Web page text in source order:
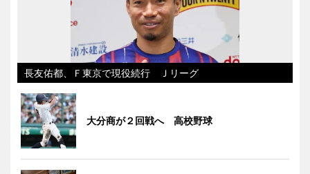
長友佑都、Ｆ東京で現役続行 Ｊリーグ
大分商が２回戦へ 高校野球